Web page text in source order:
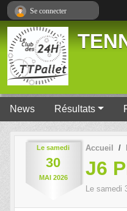
News Résultats
Le samedi
30
MAI 2026
Accueil
J6
Le samedi
Se connecter
Panneau de gestion des